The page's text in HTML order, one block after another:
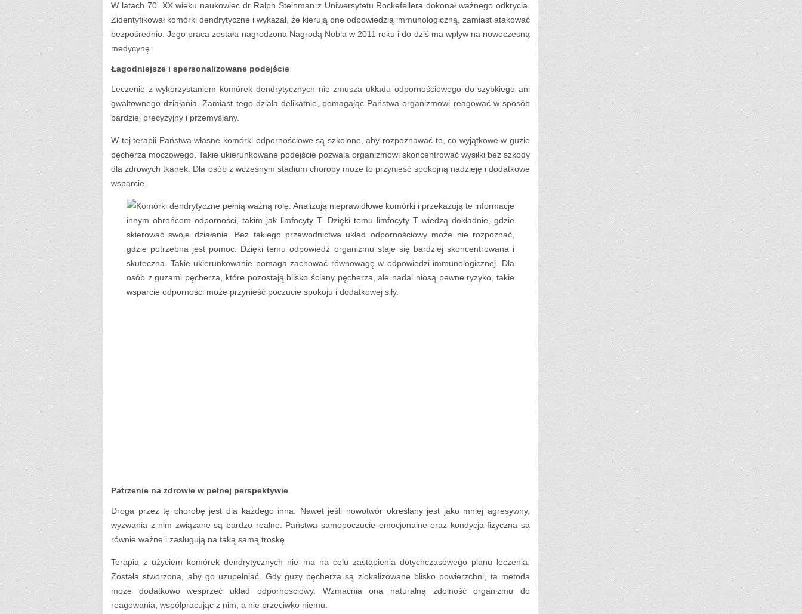
W latach 70. XX wieku naukowiec dr Ralph Steinman z Uniwersytetu Rockefellera dokonał ważnego odkrycia.
Zidentyfikował komórki dendrytyczne i wykazał, że kierują one odpowiedzią immunologiczną, zamiast atakować
bezpośrednio. Jego praca została nagrodzona Nagrodą Nobla w 2011 roku i do dziś ma wpływ na nowoczesną
medycynę.
Łagodniejsze i spersonalizowane podejście
Leczenie z wykorzystaniem komórek dendrytycznych nie zmusza układu odpornościowego do szybkiego ani
gwałtownego działania. Zamiast tego działa delikatnie, pomagając Państwa organizmowi reagować w sposób
bardziej precyzyjny i przemyślany.
W tej terapii Państwa własne komórki odpornościowe są szkolone, aby rozpoznawać to, co wyjątkowe w guzie
pęcherza moczowego. Takie ukierunkowane podejście pozwala organizmowi skoncentrować wysiłki bez szkody
dla zdrowych tkanek. Dla osób z wczesnym stadium choroby może to przynieść spokojną nadzieję i dodatkowe
wsparcie.
Patrzenie na zdrowie w pełnej perspektywie
Droga przez tę chorobę jest dla każdego inna. Nawet jeśli nowotwór określany jest jako mniej agresywny,
wyzwania z nim związane są bardzo realne. Państwa samopoczucie emocjonalne oraz kondycja fizyczna są
równie ważne i zasługują na taką samą troskę.
Terapia z użyciem komórek dendrytycznych nie ma na celu zastąpienia dotychczasowego planu leczenia.
Została stworzona, aby go uzupełniać. Gdy guzy pęcherza są zlokalizowane blisko powierzchni, ta metoda
może dodatkowo wesprzeć układ odpornościowy. Wzmacnia ona naturalną zdolność organizmu do
reagowania, współpracując z nim, a nie przeciwko niemu.